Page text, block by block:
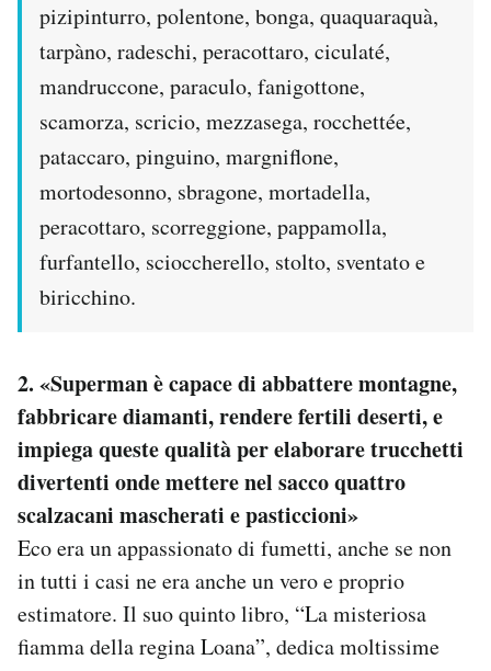
pizipinturro, polentone, bonga, quaquaraquà,
tarpàno, radeschi, peracottaro, ciculaté,
mandruccone, paraculo, fanigottone,
scamorza, scricio, mezzasega, rocchettée,
pataccaro, pinguino, margniflone,
mortodesonno, sbragone, mortadella,
peracottaro, scorreggione, pappamolla,
furfantello, scioccherello, stolto, sventato e
biricchino.
2. «Superman è capace di abbattere montagne,
fabbricare diamanti, rendere fertili deserti, e
impiega queste qualità per elaborare trucchetti
divertenti onde mettere nel sacco quattro
scalzacani mascherati e pasticcioni»
Eco era un appassionato di fumetti, anche se non
in tutti i casi ne era anche un vero e proprio
estimatore. Il suo quinto libro, “La misteriosa
fiamma della regina Loana”, dedica moltissime